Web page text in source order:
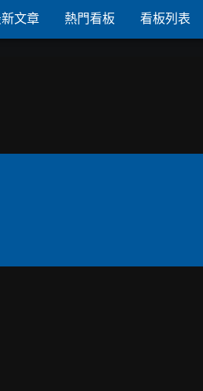
文章 熱門看板 看板列表